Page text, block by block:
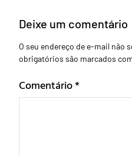
Deixe um comentário
O seu endereço de e-mail não
obrigatórios são marcados
Comentário*